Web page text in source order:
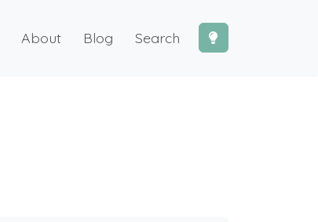
About Blog Search